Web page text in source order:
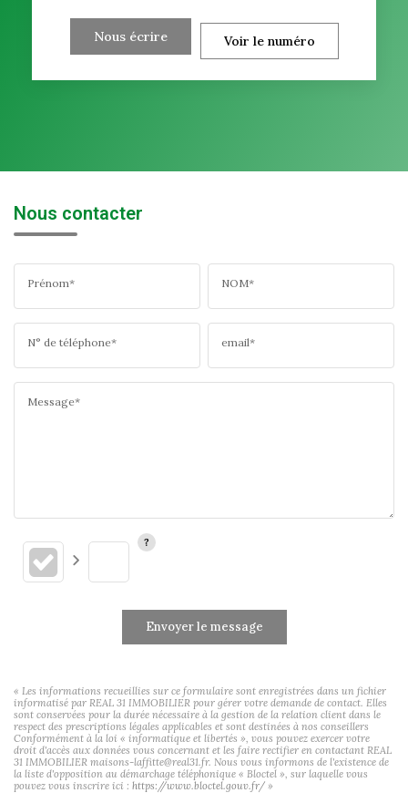
Nous écrire Voir le numéro
Nous contacter
Prénom* NOM*
N° de téléphone* email*
Message*
Envoyer le message
« Les informations recueillies sur ce formulaire sont enregistrées dans un fichier
informatisé par REAL 31 IMMOBILIER pour gérer votre demande de contact. Elles
sont conservées pour la durée nécessaire à la gestion de la relation client dans le
respect des prescriptions légales applicables et sont destinées à nos conseillers
Conformément à la loi « informatique et libertés », vous pouvez exercer votre
droit d'accès aux données vous concernant et les faire rectifier en contactant REAL
31 IMMOBILIER maisons-laffitte@real31.fr. Nous vous informons de l'existence de
la liste d'opposition au démarchage téléphonique « Bloctel », sur laquelle vous
pouvez vous inscrire ici : https://www.bloctel.gouv.fr/ »